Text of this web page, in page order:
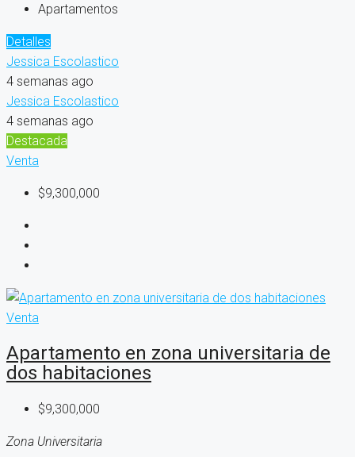
Apartamentos
Detalles
Jessica Escolastico
4 semanas ago
Jessica Escolastico
4 semanas ago
Destacada
Venta
$9,300,000
Venta
Apartamento en zona universitaria de
dos habitaciones
$9,300,000
Zona Universitaria